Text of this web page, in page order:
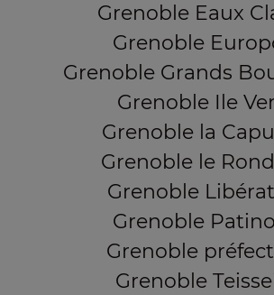
Grenoble Eaux
Grenoble
Grenoble Grands
Grenoble Ile
Grenoble la
Grenoble le
Grenoble
Grenoble
Grenoble
Grenoble